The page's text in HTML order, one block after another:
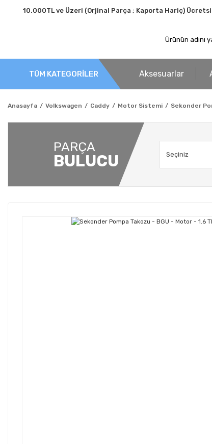
10.000TL ve Üzeri (Orjinal Parça ; Kaporta Hariç)
TÜM KATEGORİLER Aksesuarlar
Anasayfa Volkswagen Caddy Motor Sistemi Sekonder
PARÇA
BULUCU